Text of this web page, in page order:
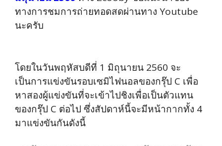
ทางการชมการถ่ายทอดสดผ่านทาง Youtube
นะครับ
โดยในวันพฤหัสบดีที่ 1 มิถุนายน 2560 จะ
เป็นการแข่งขันรอบเซมิไฟนอลของกรุ๊ป C เพื่อ
หาสองผู้แข่งขันที่จะเข้าไปชิงเพื่อเป็นตัวแทน
ของกรุ๊ป C ต่อไป ซึ่งสัปดาห์นี้จะมีหน้ากากทั้ง 4
มาแข่งขันกันดังนี้